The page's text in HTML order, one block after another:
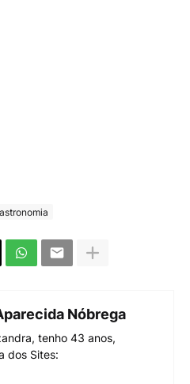
Nóbrega
tenho 43 anos,
dos Sites: